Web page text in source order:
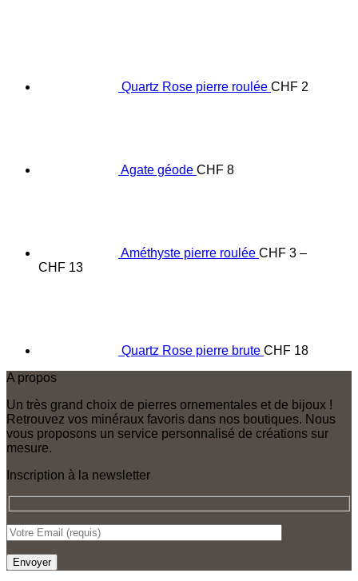
Quartz Rose pierre roulée CHF 2
Agate géode CHF 8
Améthyste pierre roulée CHF 3 –
CHF 13Price
Quartz Rose pierre brute CHF 18
A propos
Un très grand choix de pierres ornementales et de bijoux !
Retrouvez vos minéraux favoris dans nos boutiques. Nous
vous proposons un service personnalisé de créations sur
mesure.
Inscription à la newsletter